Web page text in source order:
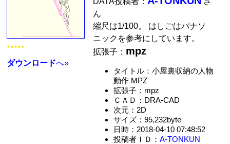
★★★★★
ダウンロードへ»
ん
縮尺は1/100。 はしごはパナソ
ニックを参考にしています。
拡張子： mpz
タイトル：小屋裏収納の人物
動作 MPZ
拡張子：mpz
ＣＡＤ：DRA-CAD
次元：2D
サイズ：95,232byte
日時：2018-04-10 07:48:52
投稿者ＩＤ： A-TONKUN